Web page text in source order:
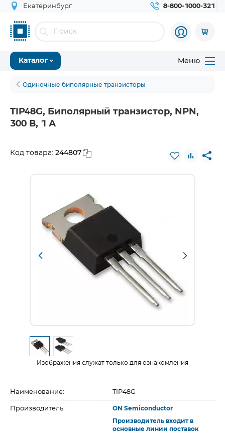
Екатеринбург 8-800-1000-321
Каталог Меню
Одиночные биполярные транзисторы
TIP48G, Биполярный транзистор, NPN,
300 В, 1 А
Код товара: 244807
Изображения служат только для ознакомления
Наименование: TIP48G
Производитель: ON Semiconductor
Производитель входит в
основные линии поставок